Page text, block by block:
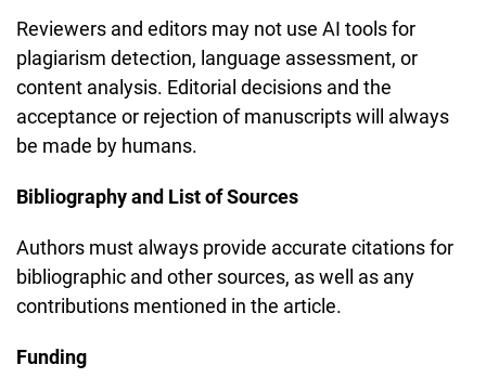
Reviewers and editors may not use AI tools for
plagiarism detection, language assessment, or
content analysis. Editorial decisions and the
acceptance or rejection of manuscripts will always
be made by humans.
Bibliography and List of Sources
Authors must always provide accurate citations for
bibliographic and other sources, as well as any
contributions mentioned in the article.
Funding